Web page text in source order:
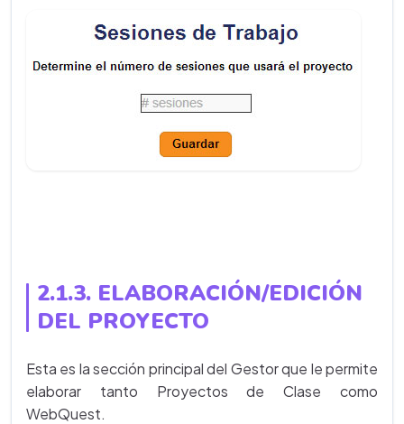
2.1.3. ELABORACIÓN/EDICIÓN
DEL PROYECTO
Esta es la sección principal del Gestor que le permite
elaborar tanto Proyectos de Clase como
WebQuest.